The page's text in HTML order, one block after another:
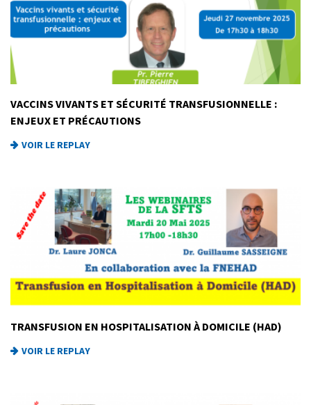
VACCINS VIVANTS ET SÉCURITÉ TRANSFUSIONNELLE :
ENJEUX ET PRÉCAUTIONS
VOIR LE REPLAY
TRANSFUSION EN HOSPITALISATION À DOMICILE (HAD)
VOIR LE REPLAY